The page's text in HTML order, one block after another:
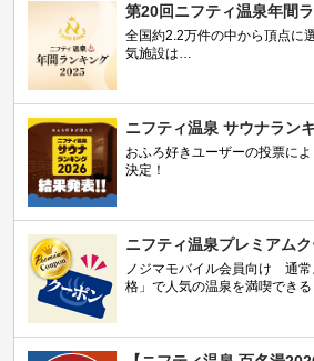
第20回ニフティ温泉年間
全国約2.2万件の中から頂点に
気施設は…
ニフティ温泉 サウナラン
おふろ好きユーザーの投票に
決定！
ニフティ温泉プレミアム
ノジマモバイル会員向け 通常
格」で人気の温泉を満喫できる